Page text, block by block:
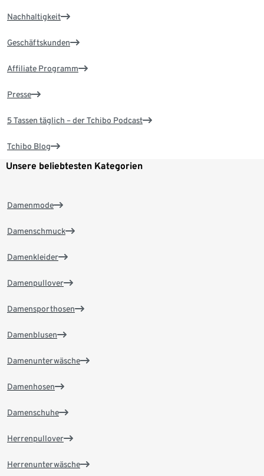
Nachhaltigkeit
Geschäftskunden
Affiliate Programm
Presse
5 Tassen täglich – der Tchibo Podcast
Tchibo Blog
Unsere beliebtesten Kategorien
Damenmode
Damenschmuck
Damenkleider
Damenpullover
Damensporthosen
Damenblusen
Damenunterwäsche
Damenhosen
Damenschuhe
Herrenpullover
Herrenunterwäsche